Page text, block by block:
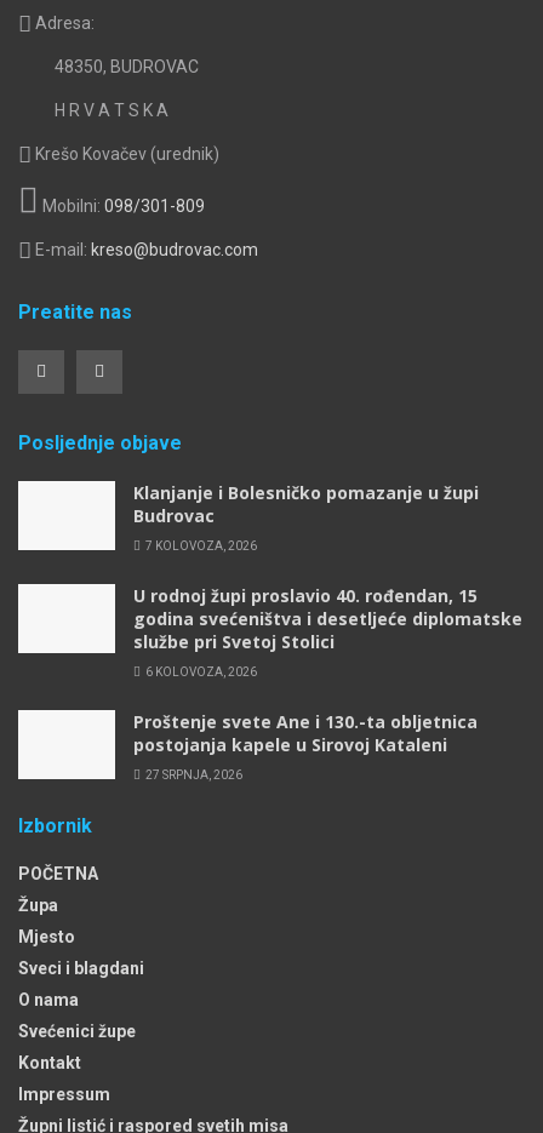
Adresa:
48350, BUDROVAC
H R V A T S K A
Krešo Kovačev (urednik)
Mobilni: 098/301-809
E-mail: kreso@budrovac.com
Preatite nas
Posljednje objave
Klanjanje i Bolesničko pomazanje u župi
Budrovac
7 KOLOVOZA, 2026
U rodnoj župi proslavio 40. rođendan, 15
godina svećeništva i desetljeće diplomatske
službe pri Svetoj Stolici
6 KOLOVOZA, 2026
Proštenje svete Ane i 130.-ta obljetnica
postojanja kapele u Sirovoj Kataleni
27 SRPNJA, 2026
Izbornik
POČETNA
Župa
Mjesto
Sveci i blagdani
O nama
Svećenici župe
Kontakt
Impressum
Župni listić i raspored svetih misa